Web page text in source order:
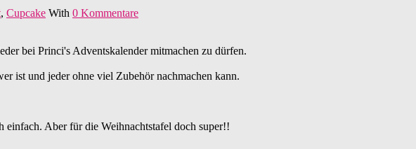
, Cupcake With 0 Kommentare
bei Princi's Adventskalender mitmachen zu dürfen.
ist und jeder ohne viel Zubehör nachmachen kann.
Aber für die Weihnachtstafel doch super!!